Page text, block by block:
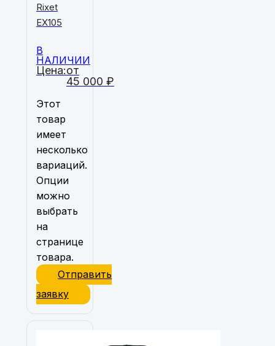
Цена:от
45 000 ₽
Rixet
EХ105
В
НАЛИЧИИ
Этот
товар
имеет
несколько
вариаций.
Опции
можно
выбрать
на
странице
товара.
Отправить
заявку